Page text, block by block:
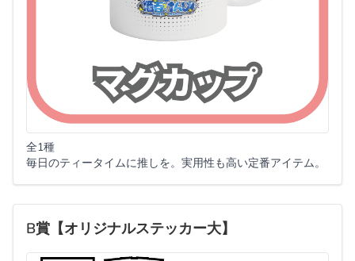
全1種
毎日のティータイムに推しを。実用性も高い定番アイテム。
B賞【オリジナルステッカー大】